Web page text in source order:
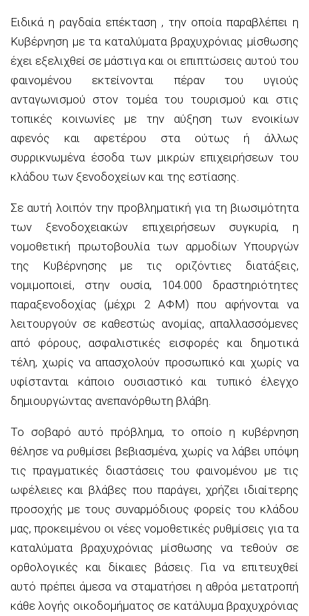
Ειδικά η ραγδαία επέκταση , την οποία παραβλέπει η
Κυβέρνηση με τα καταλύματα βραχυχρόνιας μίσθωσης
έχει εξελιχθεί σε μάστιγα και οι επιπτώσεις αυτού του
φαινομένου εκτείνονται πέραν του υγιούς
ανταγωνισμού στον τομέα του τουρισμού και στις
τοπικές κοινωνίες με την αύξηση των ενοικίων
αφενός και αφετέρου στα ούτως ή άλλως
συρρικνωμένα έσοδα των μικρών επιχειρήσεων του
κλάδου των ξενοδοχείων και της εστίασης.
Σε αυτή λοιπόν την προβληματική για τη βιωσιμότητα
των ξενοδοχειακών επιχειρήσεων συγκυρία, η
νομοθετική πρωτοβουλία των αρμοδίων Υπουργών
της Κυβέρνησης με τις οριζόντιες διατάξεις,
νομιμοποιεί, στην ουσία, 104.000 δραστηριότητες
παραξενοδοχίας (μέχρι 2 ΑΦΜ) που αφήνονται να
λειτουργούν σε καθεστώς ανομίας, απαλλασσόμενες
από φόρους, ασφαλιστικές εισφορές και δημοτικά
τέλη, χωρίς να απασχολούν προσωπικό και χωρίς να
υφίστανται κάποιο ουσιαστικό και τυπικό έλεγχο
δημιουργώντας ανεπανόρθωτη βλάβη.
Το σοβαρό αυτό πρόβλημα, το οποίο η κυβέρνηση
θέλησε να ρυθμίσει βεβιασμένα, χωρίς να λάβει υπόψη
τις πραγματικές διαστάσεις του φαινομένου με τις
ωφέλειες και βλάβες που παράγει, χρήζει ιδιαίτερης
προσοχής με τους συναρμόδιους φορείς του κλάδου
μας, προκειμένου οι νέες νομοθετικές ρυθμίσεις για τα
καταλύματα βραχυχρόνιας μίσθωσης να τεθούν σε
ορθολογικές και δίκαιες βάσεις. Για να επιτευχθεί
αυτό πρέπει άμεσα να σταματήσει η αθρόα μετατροπή
κάθε λογής οικοδομήματος σε κατάλυμα βραχυχρόνιας